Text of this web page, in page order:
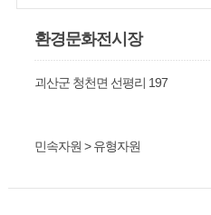
환경문화전시장
괴산군 청천면 선평리 197
민속자원 > 유형자원